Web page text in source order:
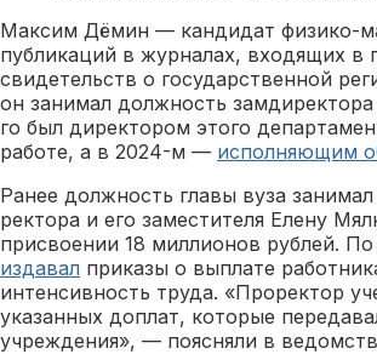
Максим Дёмин — кандидат физико-
публикаций в журналах, входящих в
свидетельств о государственной
он занимал должность
го был директором этого
работе, а в 2024-м — исполняющим
Ранее должность главы вуза
ректора и его заместителя Елену
присвоении 18 миллионов рублей.
издавал приказы о выплате
интенсивность труда. «Проректор
указанных доплат, которые
учреждения», — поясняли в